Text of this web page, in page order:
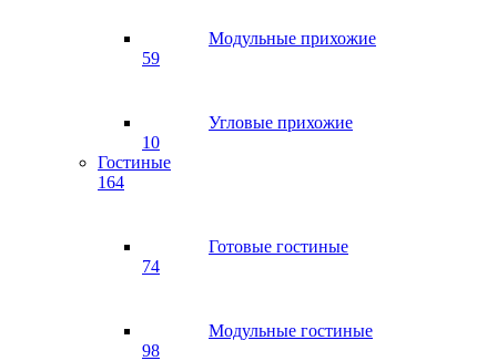
Модульные прихожие
59
Угловые прихожие
10
Гостиные
164
Готовые гостиные
74
Модульные гостиные
98